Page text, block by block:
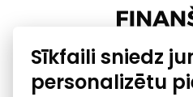
Uzņēmumu kredītspējas
Ombuds
Sīkfaili sniedz
personalizētu